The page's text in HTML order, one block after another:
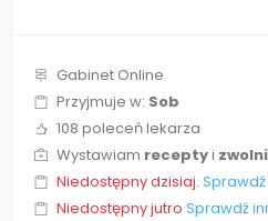
Gabinet Online
Przyjmuje w: Sob
108 poleceń lekarza
Wystawiam receptyi
Niedostępny dzisiaj.
Niedostępny jutro Sprawdź